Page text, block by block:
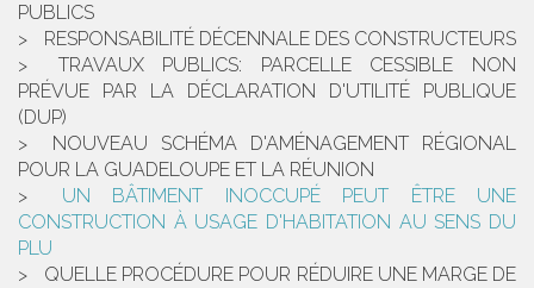
PUBLICS
RESPONSABILITÉ DÉCENNALE DES CONSTRUCTEURS
TRAVAUX PUBLICS: PARCELLE CESSIBLE NON
PRÉVUE PAR LA DÉCLARATION D'UTILITÉ PUBLIQUE
(DUP)
NOUVEAU SCHÉMA D'AMÉNAGEMENT RÉGIONAL
POUR LA GUADELOUPE ET LA RÉUNION
UN BÂTIMENT INOCCUPÉ PEUT ÊTRE UNE
CONSTRUCTION À USAGE D'HABITATION AU SENS DU
PLU
QUELLE PROCÉDURE POUR RÉDUIRE UNE MARGE DE